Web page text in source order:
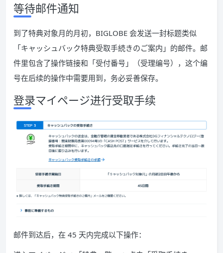
等待邮件通知
到了特典对象月的月初，BIGLOBE 会发送一封标题类似
「キャッシュバック特典受取手続きのご案内」的邮件。邮
件里包含了操作链接和「受付番号」（受理编号），这个编
号在后续的操作中需要用到，务必妥善保存。
登录マイページ进行受取手续
邮件到达后，在 45 天内完成以下操作：